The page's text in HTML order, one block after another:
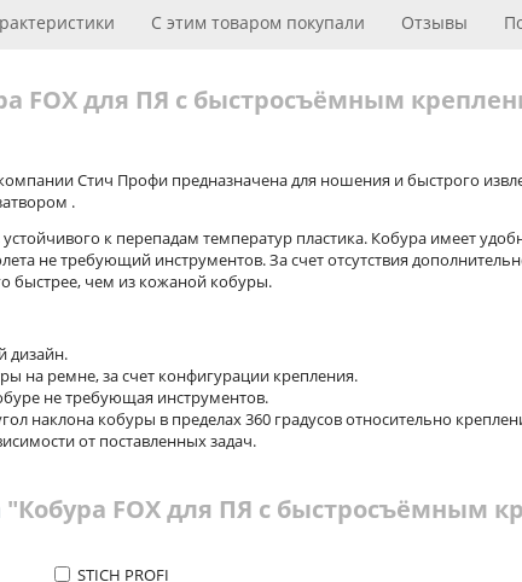
С этим товаром покупали Отзывы
FOX для ПЯ с быстросъёмным
Стич Профи предназначена для ношения и быстрого
.
к перепадам температур пластика. Кобура имеет
не требующий инструментов. За счет отсутствия
быстрее, чем из кожаной кобуры.
дизайн.
на ремне, за счет конфигурации крепления.
не требующая инструментов.
наклона кобуры в пределах 360 градусов относительно
от поставленных задач.
"Кобура FOX для ПЯ с быстросъёмным
STICH PROFI